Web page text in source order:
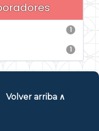
1
1
Volver arriba ∧